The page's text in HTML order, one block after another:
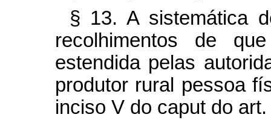
§ 13. A sistemática
recolhimentos de
estendida pelas
produtor rural pessoa
inciso V do caput do